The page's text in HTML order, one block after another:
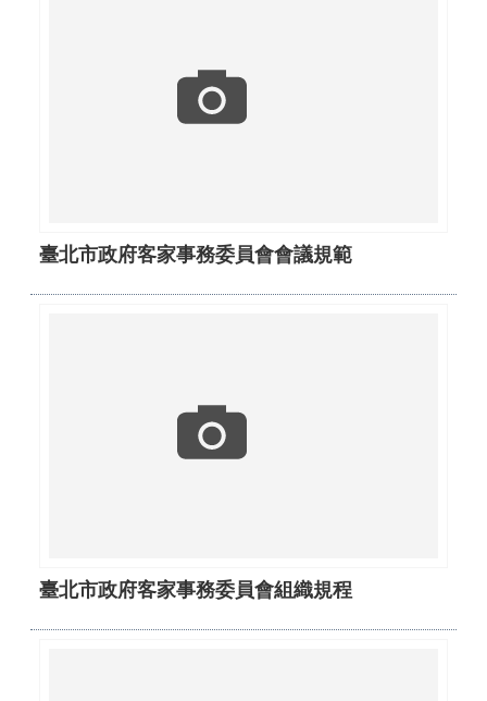
臺北市政府客家事務委員會會議規範
臺北市政府客家事務委員會組織規程